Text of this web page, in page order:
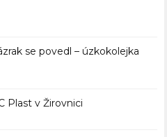
se povedl – úzkokolejka
Plast v Žirovnici